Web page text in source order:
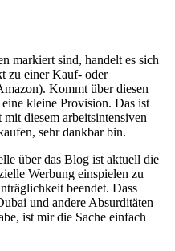
markiert sind, handelt es sich
zu einer Kauf- oder
Kommt über diesen
kleine Provision. Das ist
diesem arbeitsintensiven
sehr dankbar bin.
über das Blog ist aktuell die
Werbung einspielen zu
beendet. Dass
und andere Absurditäten
ist mir die Sache einfach